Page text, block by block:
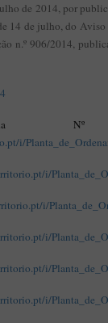
de 2014, por
14 de julho, do
n.º 906/2014,
i/
i/
i/
i/
i/
i/